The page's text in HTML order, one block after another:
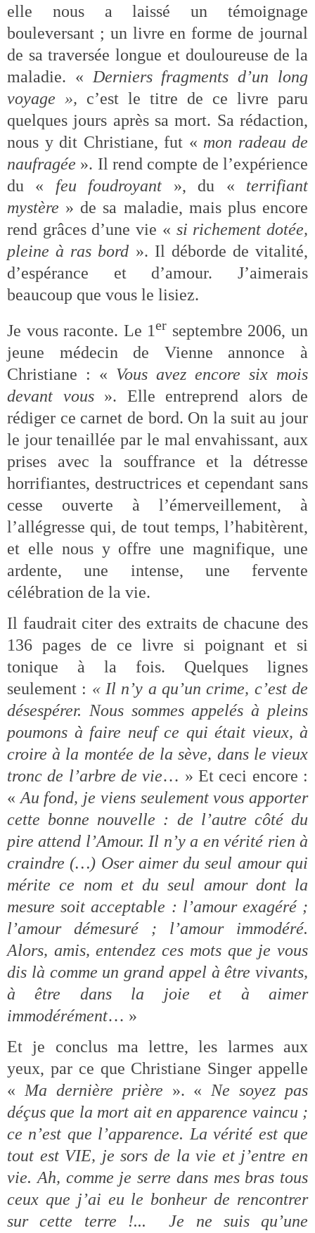
elle nous a laissé un témoignage
bouleversant ; un livre en forme de journal
de sa traversée longue et douloureuse de la
maladie. «Derniers fragments d’un long
voyage », c’est le titre de ce livre paru
quelques jours après sa mort. Sa rédaction,
nous y dit Christiane, fut « mon radeau de
naufragée ». Il rend compte de l’expérience
du « feu foudroyant », du « terrifiant
mystère » de sa maladie, mais plus encore
rend grâces d’une vie « si richement dotée,
pleine à ras bord ». Il déborde de vitalité,
d’espérance et d’amour. J’aimerais
beaucoup que vous le lisiez.
Je vous raconte. Le 1er septembre 2006, un
jeune médecin de Vienne annonce à
Christiane : « Vous avez encore six mois
devant vous». Elle entreprend alors de
rédiger ce carnet de bord. On la suit au jour
le jour tenaillée par le mal envahissant, aux
prises avec la souffrance et la détresse
horrifiantes, destructrices et cependant sans
cesse ouverte à l’émerveillement, à
l’allégresse qui, de tout temps, l’habitèrent,
et elle nous y offre une magnifique, une
ardente, une intense, une fervente
célébration de la vie.
Il faudrait citer des extraits de chacune des
136 pages de ce livre si poignant et si
tonique à la fois. Quelques lignes
seulement : « Il n’y a qu’un crime, c’est de
désespérer. Nous sommes appelés à pleins
poumons à faire neuf ce qui était vieux, à
croire à la montée de la sève, dans le vieux
tronc de l’arbre de vie… » Et ceci encore :
« Au fond, je viens seulement vous apporter
cette bonne nouvelle : de l’autre côté du
pire attend l’Amour. Il n’y a en vérité rien à
craindre (…) Oser aimer du seul amour qui
mérite ce nom et du seul amour dont la
mesure soit acceptable : l’amour exagéré ;
l’amour démesuré ; l’amour immodéré.
Alors, amis, entendez ces mots que je vous
dis là comme un grand appel à être vivants,
à être dans la joie et à aimer
immodérément… »
Et je conclus ma lettre, les larmes aux
yeux, par ce que Christiane Singer appelle
«Ma dernière prière ». «Ne soyez pas
déçus que la mort ait en apparence vaincu ;
ce n’est que l’apparence. La vérité est que
tout est VIE, je sors de la vie et j’entre en
vie. Ah, comme je serre dans mes bras tous
ceux que j’ai eu le bonheur de rencontrer
sur cette terre !... Je ne suis qu’une